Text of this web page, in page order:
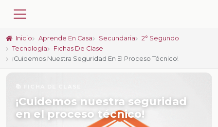
Inicio Aprende En Casa Secundaria
2° Segundo
Tecnología
Fichas De Clase
¡Cuidemos Nuestra Seguridad En El Proceso Técnico!
¡Cuidemos nuestra seguridad
en el proceso técnico!